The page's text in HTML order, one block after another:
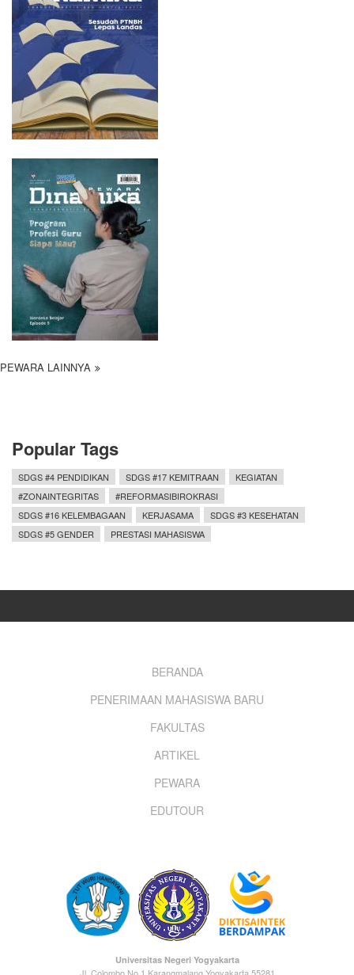
PEWARA LAINNYA
Popular Tags
SDGS #4 PENDIDIKAN SDGS #17 KEMITRAAN
KEGIATAN
#ZONAINTEGRITAS
#REFORMASIBIROKRASI
SDGS #16 KELEMBAGAAN
KERJASAMA
SDGS #3 KESEHATAN
SDGS #5 GENDER
PRESTASI MAHASISWA
BERANDA
PENERIMAAN MAHASISWA BARU
FAKULTAS
ARTIKEL
PEWARA
EDUTOUR
Universitas Negeri Yogyakarta